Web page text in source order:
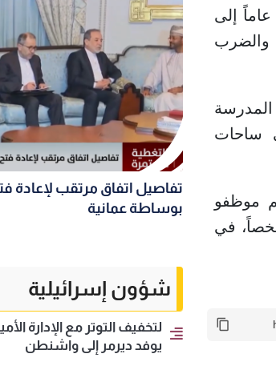
وأضافت، أن قوات الاحتلال منعت دخول الرجال دون سن 60 عاماً والنساء دون 50 عاماً إلى
والضرب
ساحات
موظفو
الشرعية الذين يتقدم بعضهم لامتحانات نهائية، نحو 150 شخصاً، في
تفاصيل اتفاق مرتقب لإعادة
بوساطة عمانية
شؤون إسرائيلية
لتخفيف التوتر مع الإدارة
يوفد ديرمر إلى واشنطن